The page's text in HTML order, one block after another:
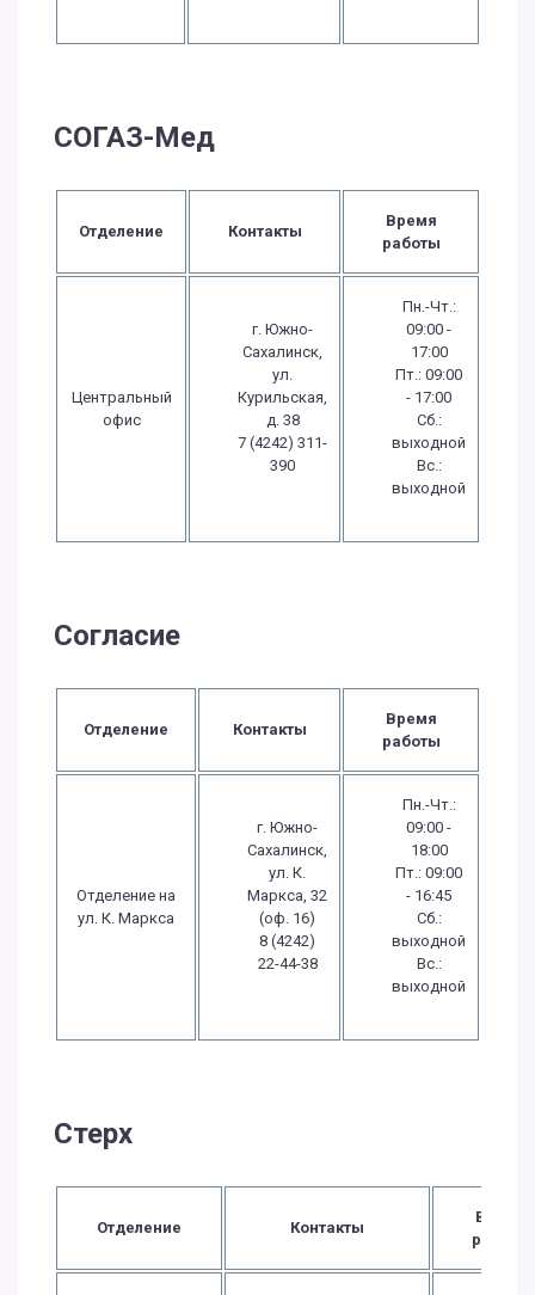
СОГАЗ-Мед
Отделение Контакты
Время
работы
Центральный
офис
г. Южно-
Сахалинск,
ул.
Курильская,
д. 38
7 (4242) 311-
390
Пн.-Чт.:
09:00 -
17:00
Пт.: 09:00
- 17:00
Сб.:
выходной
Вс.:
выходной
Согласие
Отделение Контакты
Время
работы
Отделение на
ул. К. Маркса
г. Южно-
Сахалинск,
ул. К.
Маркса, 32
(оф. 16)
8 (4242)
22-44-38
Пн.-Чт.:
09:00 -
18:00
Пт.: 09:00
- 16:45
Сб.:
выходной
Вс.:
выходной
Стерх
Отделение Контакты
Время
работы